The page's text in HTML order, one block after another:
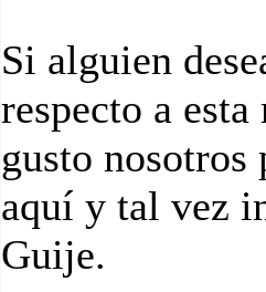
Si alguien
respecto a
gusto
aquí y tal vez
Guije.